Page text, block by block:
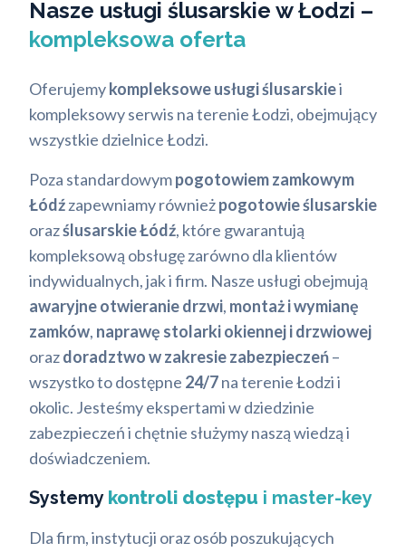
Nasze usługi ślusarskie w Łodzi –
kompleksowa oferta
Oferujemykompleksowe usługi ślusarskiei
kompleksowy serwis na terenie Łodzi, obejmujący
wszystkie dzielnice Łodzi.
Poza standardowympogotowiem zamkowym
Łódźzapewniamy równieżpogotowie ślusarskie
orazślusarskie Łódź, które gwarantują
kompleksową obsługę zarówno dla klientów
indywidualnych, jak i firm. Nasze usługi obejmują
awaryjne otwieranie drzwi, montaż i wymianę
zamków, naprawę stolarki okiennej i drzwiowej
orazdoradztwo w zakresie zabezpieczeń–
wszystko to dostępne 24/7na terenie Łodzi i
okolic. Jesteśmy ekspertami w dziedzinie
zabezpieczeń i chętnie służymy naszą wiedzą i
doświadczeniem.
Systemy kontroli dostępu i master-key
Dla firm, instytucji oraz osób poszukujących